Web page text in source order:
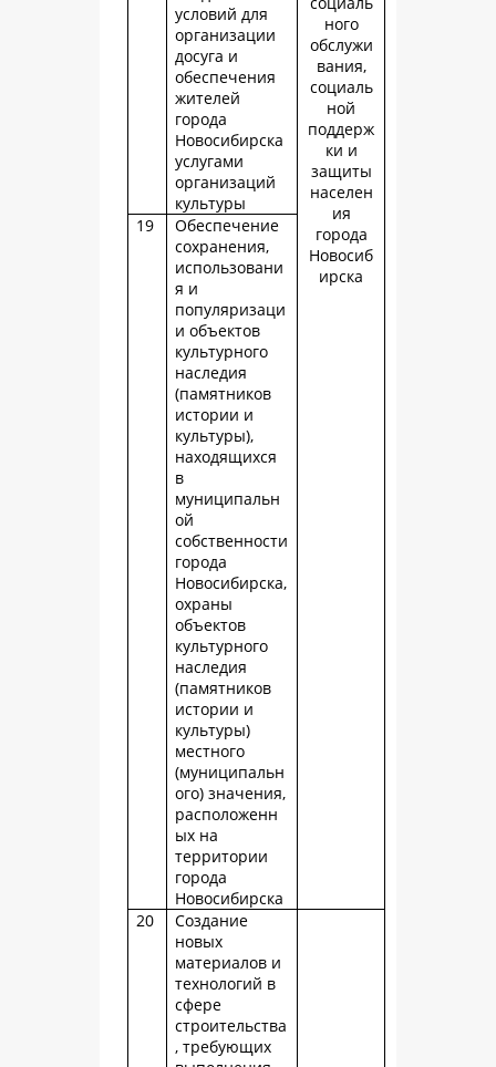
ного
обслужи
вания,
социаль
ной
поддерж
ки и
защиты
населен
ия
города
Новосиб
ирска
условий для
организации
досуга и
обеспечения
жителей
города
Новосибирска
услугами
организаций
культуры
19
Обеспечение
сохранения,
использовани
я и
популяризаци
и объектов
культурного
наследия
(памятников
истории и
культуры),
находящихся
в
муниципальн
ой
собственности
города
Новосибирска,
охраны
объектов
культурного
наследия
(памятников
истории и
культуры)
местного
(муниципальн
ого) значения,
расположенн
ых на
территории
города
Новосибирска
20
Создание
новых
материалов и
технологий в
сфере
строительства
, требующих